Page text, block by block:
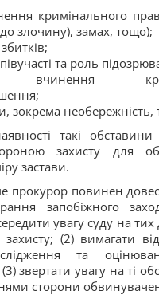
кримінального
злочину), замах, тощо);
та роль
вчинення
зокрема необережність,
такі
захисту для
застави.
прокурор повинен
запобіжного
увагу суду на тих
(2) вимагати
та
звертати увагу на ті
сторони